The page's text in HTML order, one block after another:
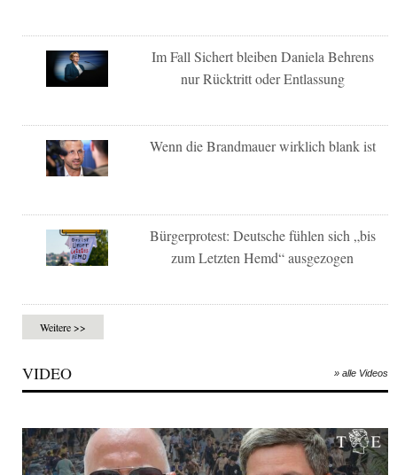
Im Fall Sichert bleiben Daniela Behrens
nur Rücktritt oder Entlassung
Wenn die Brandmauer wirklich blank ist
Bürgerprotest: Deutsche fühlen sich „bis
zum Letzten Hemd“ ausgezogen
Weitere >>
VIDEO » alle Videos